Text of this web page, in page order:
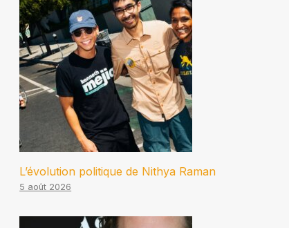
L’évolution politique de Nithya Raman
5 août 2026